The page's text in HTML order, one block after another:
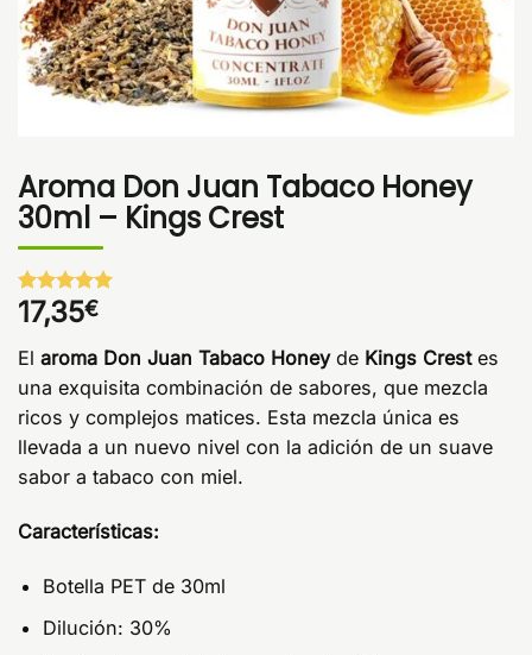
Aroma Don Juan Tabaco Honey
30ml – Kings Crest
Valorado
con5de 5
1
valoración
de un
17,35€
El aroma Don Juan Tabaco Honeyde Kings Crestes
una exquisita combinación de sabores, que mezcla
ricos y complejos matices. Esta mezcla única es
llevada a un nuevo nivel con la adición de un suave
sabor a tabaco con miel.
Características:
Botella PET de 30ml
Dilución: 30%